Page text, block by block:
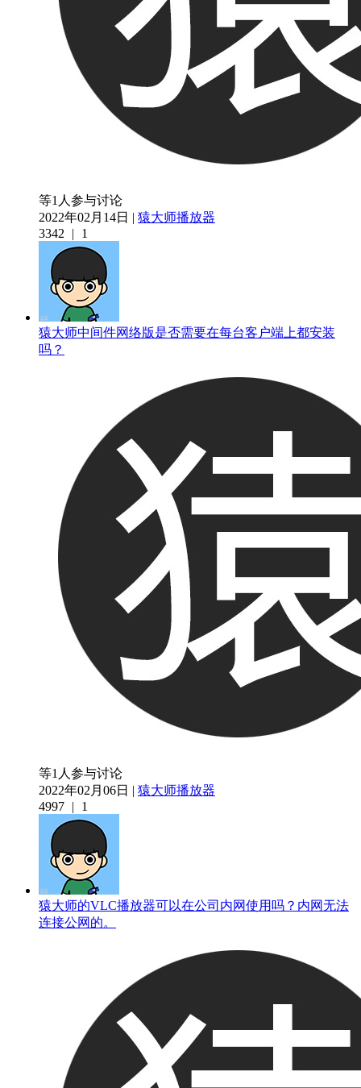
等1人参与讨论
2022年02月14日 | 猿大师播放器
3342
| 1
猿大师中间件网络版是否需要在每台客户端上都安装
吗？
等1人参与讨论
2022年02月06日 | 猿大师播放器
4997 | 1
猿大师的VLC播放器可以在公司内网使用吗？内网无法
连接公网的。